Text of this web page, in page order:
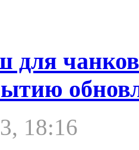
для
18:16